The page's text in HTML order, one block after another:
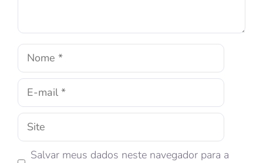
Salvar meus dados neste navegador para a